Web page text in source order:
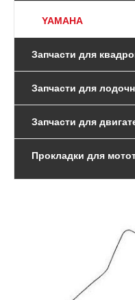
YAMAHA
Запчасти для
Запчасти для
Запчасти для
Прокладки для